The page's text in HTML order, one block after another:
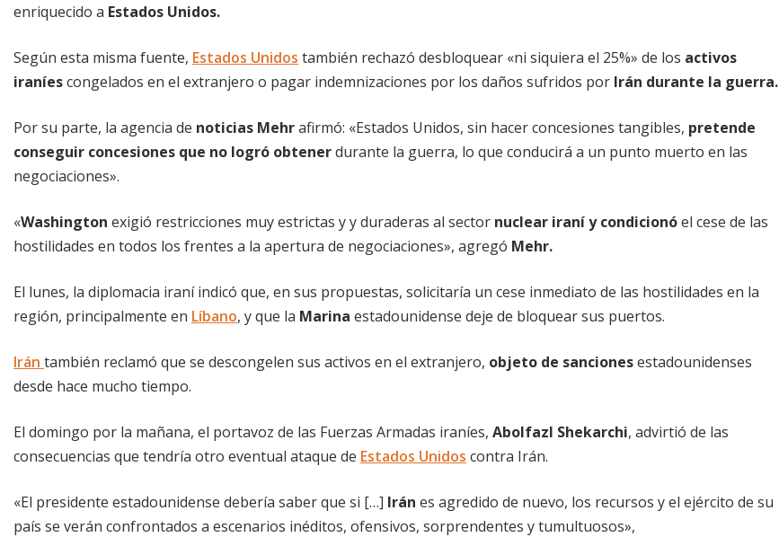
enriquecido a Estados Unidos.
Según esta misma fuente, Estados Unidos también rechazó desbloquear «ni siquiera el 25%» de los activos
iraníescongelados en el extranjero o pagar indemnizaciones por los daños sufridos por Irán durante la guerra.
Por su parte, la agencia de noticias Mehrafirmó: «Estados Unidos, sin hacer concesiones tangibles, pretende
conseguir concesiones que no logró obtenerdurante la guerra, lo que conducirá a un punto muerto en las
negociaciones».
«Washington exigió restricciones muy estrictas y y duraderas al sector nuclear iraní y condicionóel cese de las
hostilidades en todos los frentes a la apertura de negociaciones», agregó Mehr.
El lunes, la diplomacia iraní indicó que, en sus propuestas, solicitaría un cese inmediato de las hostilidades en la
región, principalmente en Líbano, y que la Marina estadounidense deje de bloquear sus puertos.
Irán también reclamó que se descongelen sus activos en el extranjero, objeto de sancionesestadounidenses
desde hace mucho tiempo.
El domingo por la mañana, el portavoz de las Fuerzas Armadas iraníes, Abolfazl Shekarchi, advirtió de las
consecuencias que tendría otro eventual ataque de Estados Unidos contra Irán.
«El presidente estadounidense debería saber que si […] Irán es agredido de nuevo, los recursos y el ejército de su
país se verán confrontados a escenarios inéditos, ofensivos, sorprendentes y tumultuosos»,